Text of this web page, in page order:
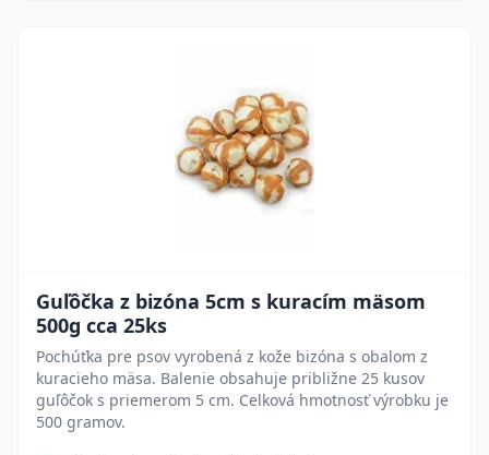
Guľôčka z bizóna 5cm s kuracím mäsom
500g cca 25ks
Pochúťka pre psov vyrobená z kože bizóna s obalom z
kuracieho mäsa. Balenie obsahuje približne 25 kusov
guľôčok s priemerom 5 cm. Celková hmotnosť výrobku je
500 gramov.